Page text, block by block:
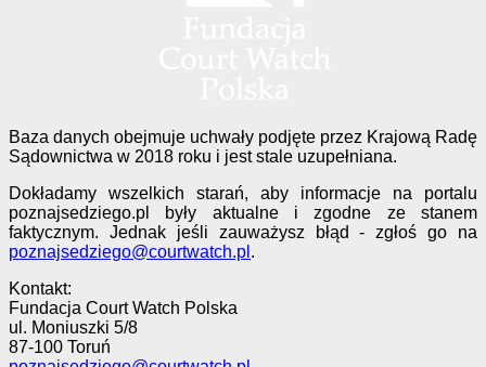
Baza danych obejmuje uchwały podjęte przez Krajową Radę
Sądownictwa w 2018 roku i jest stale uzupełniana.
Dokładamy wszelkich starań, aby informacje na portalu
poznajsedziego.pl były aktualne i zgodne ze stanem
faktycznym. Jednak jeśli zauważysz błąd - zgłoś go na
poznajsedziego@courtwatch.pl .
Kontakt:
Fundacja Court Watch Polska
ul. Moniuszki 5/8
87-100 Toruń